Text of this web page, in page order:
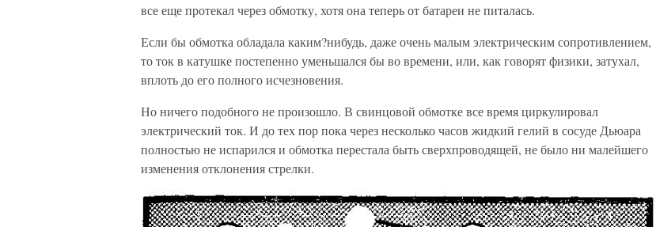
все еще протекал через обмотку, хотя она теперь от батареи не питалась.
Если бы обмотка обладала каким?нибудь, даже очень малым электрическим сопротивлением,
то ток в катушке постепенно уменьшался бы во времени, или, как говорят физики, затухал,
вплоть до его полного исчезновения.
Но ничего подобного не произошло. В свинцовой обмотке все время циркулировал
электрический ток. И до тех пор пока через несколько часов жидкий гелий в сосуде Дьюара
полностью не испарился и обмотка перестала быть сверхпроводящей, не было ни малейшего
изменения отклонения стрелки.